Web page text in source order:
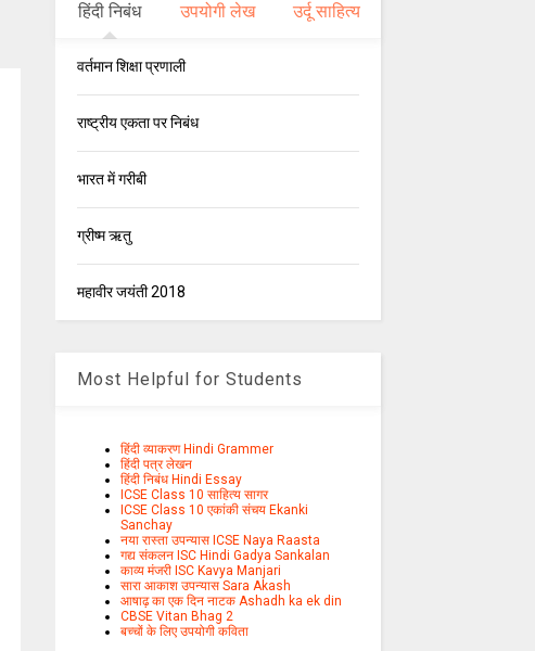
हिंदी निबंध उपयोगी लेख उर्दू साहित्य
वर्तमान शिक्षा प्रणाली
राष्ट्रीय एकता पर निबंध
भारत में गरीबी
ग्रीष्म ऋतु
महावीर जयंती 2018
Most Helpful for Students
हिंदी व्याकरण Hindi Grammer
हिंदी पत्र लेखन
हिंदी निबंध Hindi Essay
ICSE Class 10 साहित्य सागर
ICSE Class 10 एकांकी संचय Ekanki
Sanchay
नया रास्ता उपन्यास ICSE Naya Raasta
गद्य संकलन ISC Hindi Gadya Sankalan
काव्य मंजरी ISC Kavya Manjari
सारा आकाश उपन्यास Sara Akash
आषाढ़ का एक दिन नाटक Ashadh ka ek din
CBSE Vitan Bhag 2
बच्चों के लिए उपयोगी कविता